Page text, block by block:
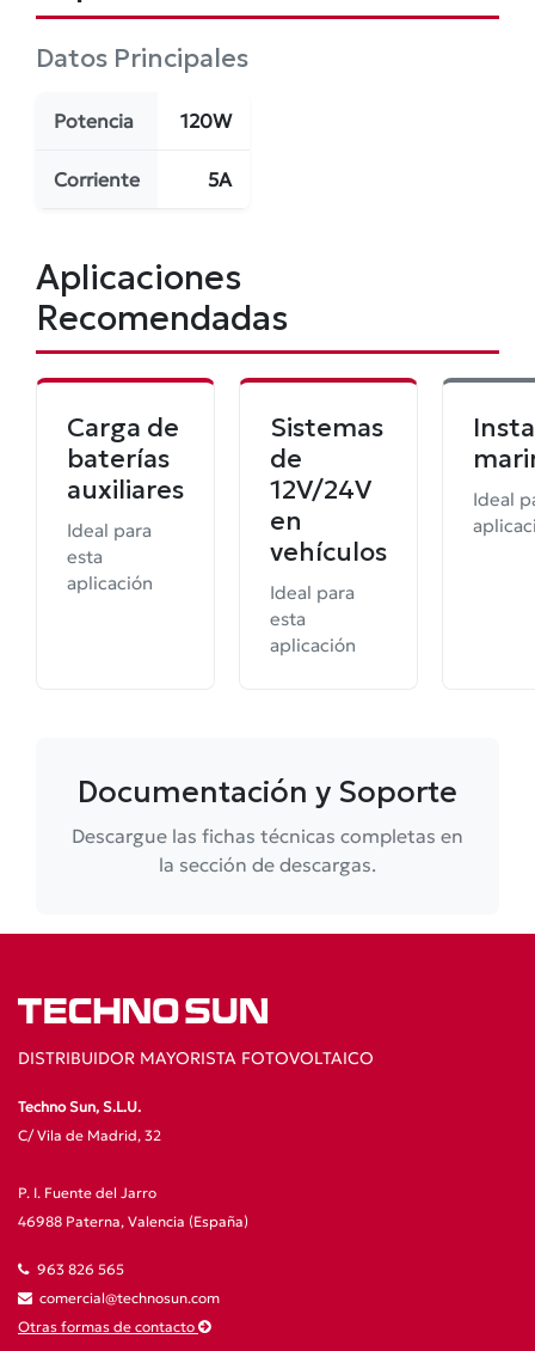
Datos Principales
Potencia 120W
Corriente 5A
Aplicaciones
Recomendadas
Carga de
baterías
auxiliares
Ideal para
esta
aplicación
Sistemas
de
12V/24V
en
vehículos
Ideal para
esta
aplicación
Ideal
Documentación y Soporte
Descargue las fichas técnicas completas en
la sección de descargas.
DISTRIBUIDOR MAYORISTA FOTOVOLTAICO
Techno Sun, S.L.U.
C/ Vila de Madrid, 32
P. I. Fuente del Jarro
46988 Paterna, Valencia (España)
963 826 565
comercial@technosun.com
Otras formas de contacto